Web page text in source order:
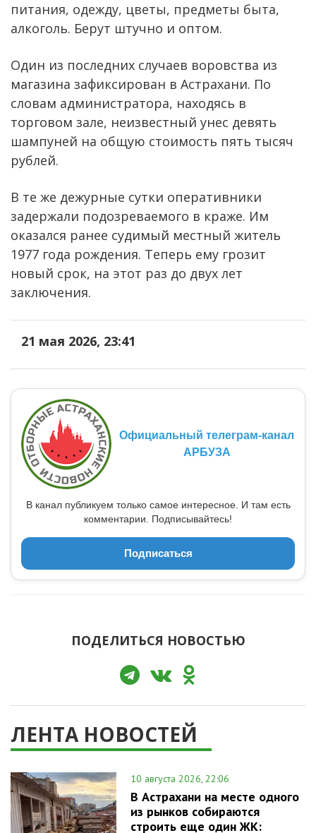
питания, одежду, цветы, предметы быта,
алкоголь. Берут штучно и оптом.
Один из последних случаев воровства из
магазина зафиксирован в Астрахани. По
словам администратора, находясь в
торговом зале, неизвестный унес девять
шампуней на общую стоимость пять тысяч
рублей.
В те же дежурные сутки оперативники
задержали подозреваемого в краже. Им
оказался ранее судимый местный житель
1977 года рождения. Теперь ему грозит
новый срок, на этот раз до двух лет
заключения.
21 мая 2026, 23:41
Официальный телеграм-канал
АРБУЗА
В канал публикуем только самое интересное. И там есть
комментарии. Подписывайтесь!
Подписаться
ПОДЕЛИТЬСЯ НОВОСТЬЮ
ЛЕНТА НОВОСТЕЙ
10 августа 2026, 22:06
В Астрахани на месте одного
из рынков собираются
строить еще один ЖК: